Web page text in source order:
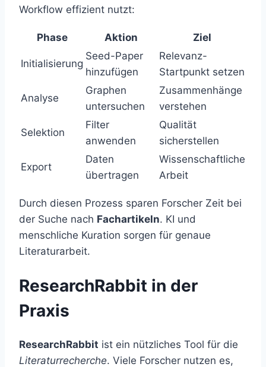
Workflow effizient nutzt:
Phase Aktion Ziel
Initialisierung
Seed-Paper
hinzufügen
Relevanz-
Startpunkt setzen
Analyse
Graphen
untersuchen
Zusammenhänge
verstehen
Selektion
Filter
anwenden
Qualität
sicherstellen
Export
Daten
übertragen
Wissenschaftliche
Arbeit
Durch diesen Prozess sparen Forscher Zeit bei
der Suche nach Fachartikeln. KI und
menschliche Kuration sorgen für genaue
Literaturarbeit.
ResearchRabbit in der
Praxis
ResearchRabbit ist ein nützliches Tool für die
Literaturrecherche. Viele Forscher nutzen es,